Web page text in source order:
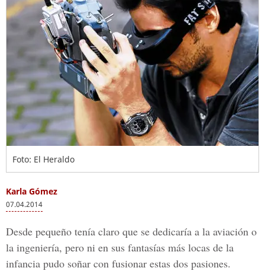
Foto: El Heraldo
Karla Gómez
07.04.2014
Desde pequeño tenía claro que se dedicaría a la aviación o
la ingeniería, pero ni en sus fantasías más locas de la
infancia pudo soñar con fusionar estas dos pasiones.